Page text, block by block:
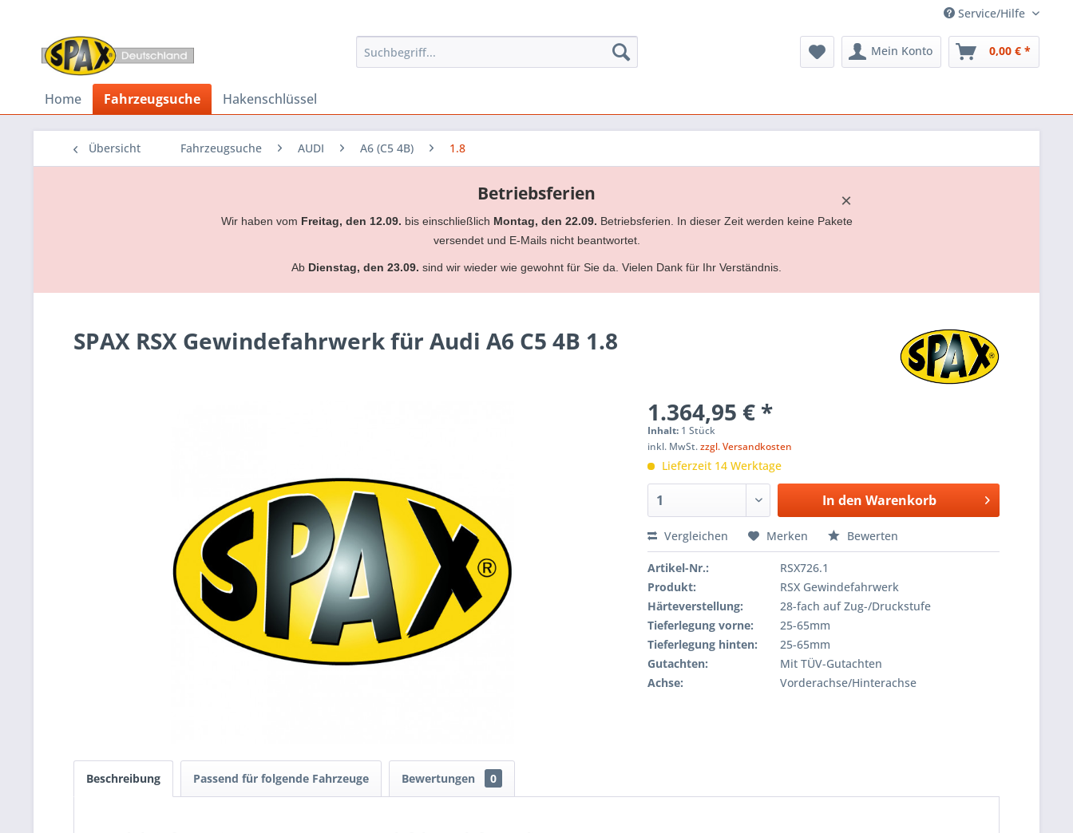
Service/Hilfe
Mein Konto 0,00 € *
Home Fahrzeugsuche Hakenschlüssel
Übersicht Fahrzeugsuche AUDI A6 (C5 4B) 1.8
×
Betriebsferien
Wir haben vom Freitag, den 12.09. bis einschließlich Montag, den 22.09. Betriebsferien. In dieser Zeit werden keine Pakete
versendet und E-Mails nicht beantwortet.
Ab Dienstag, den 23.09. sind wir wieder wie gewohnt für Sie da. Vielen Dank für Ihr Verständnis.
SPAX RSX Gewindefahrwerk für Audi A6 C5 4B 1.8
1.364,95 € *
Inhalt: 1 Stück
inkl. MwSt.zzgl. Versandkosten
Lieferzeit 14 Werktage
In den Warenkorb
Vergleichen Merken Bewerten
Artikel-Nr.:
RSX726.1
Produkt:
RSX Gewindefahrwerk
Härteverstellung:
28-fach auf Zug-/Druckstufe
Tieferlegung vorne:
25-65mm
Tieferlegung hinten:
25-65mm
Gutachten:
Mit TÜV-Gutachten
Achse:
Vorderachse/Hinterachse
Beschreibung Passend für folgende Fahrzeuge Bewertungen 0